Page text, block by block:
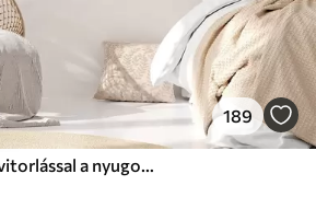
189
Tájkép festmény egy vitorlással a nyugodt tengeren, narancssárga és sárga égbolt, távoli hegyek